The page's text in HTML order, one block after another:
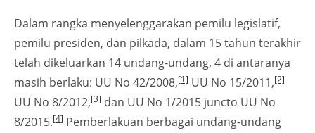
Dalam rangka menyelenggarakan pemilu legislatif,
pemilu presiden, dan pilkada, dalam 15 tahun terakhir
telah dikeluarkan 14 undang-undang, 4 di antaranya
masih berlaku: UU No 42/2008,[1] UU No 15/2011,[2]
UU No 8/2012,[3] dan UU No 1/2015 juncto UU No
8/2015.[4] Pemberlakuan berbagai undang-undang